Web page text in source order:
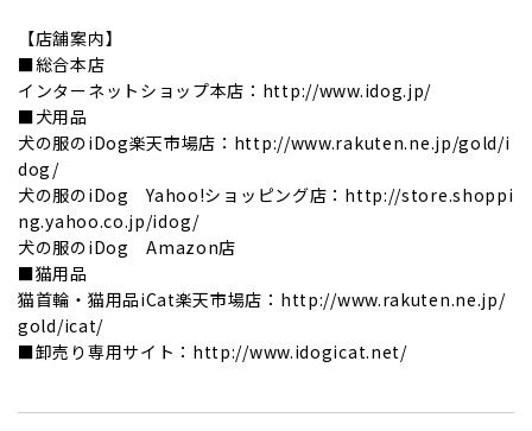
【店舗案内】
■総合本店
インターネットショップ本店：http://www.idog.jp/
■犬用品
犬の服のiDog楽天市場店：http://www.rakuten.ne.jp/gold/i
dog/
犬の服のiDog Yahoo!ショッピング店：http://store.shoppi
ng.yahoo.co.jp/idog/
犬の服のiDog Amazon店
■猫用品
猫首輪・猫用品iCat楽天市場店：http://www.rakuten.ne.jp/
gold/icat/
■卸売り専用サイト：http://www.idogicat.net/